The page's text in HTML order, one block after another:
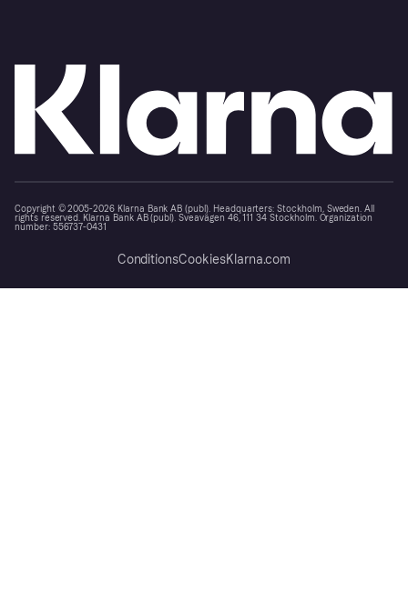
Copyright © 2005-2026 Klarna Bank AB (publ). Headquarters: Stockholm, Sweden. All
rights reserved. Klarna Bank AB (publ). Sveavägen 46, 111 34 Stockholm. Organization
number: 556737-0431
ConditionsCookiesKlarna.com